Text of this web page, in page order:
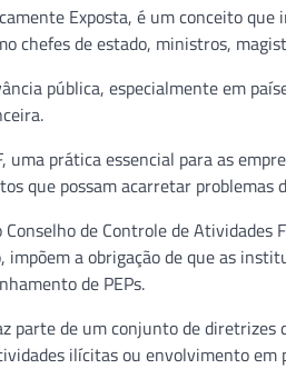
Exposta, é um conceito
chefes de estado, ministros,
pública, especialmente em
uma prática essencial para as
que possam acarretar problemas
Conselho de Controle de
impõem a obrigação de que as
de PEPs.
parte de um conjunto de
ilícitas ou envolvimento